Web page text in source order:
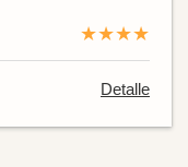
★★★★
Detalle